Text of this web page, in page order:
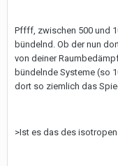
Pffff, zwischen 500 und
bündelnd. Ob der nun
von deiner
bündelnde Systeme (so
dort so ziemlich das
>Ist es das des